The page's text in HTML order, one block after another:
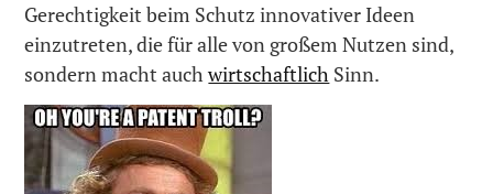
Gerechtigkeit beim Schutz innovativer Ideen
einzutreten, die für alle von großem Nutzen sind,
sondern macht auchwirtschaftlich Sinn.